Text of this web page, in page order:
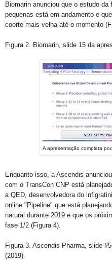
Biomarin anunciou que o estudo
pequenas está em andamento e
coorte mais velha até o momento
Figura 2. Biomarin, slide 15 da
A apresentação completa
Enquanto isso, a Ascendis
com o TransCon CNP está
a QED, desenvolvedora do
online "Pipeline" que está
natural durante 2019 e que os
fase 1/2 (Figura 4).
Figura 3. Ascendis Pharma, slide
(2019).